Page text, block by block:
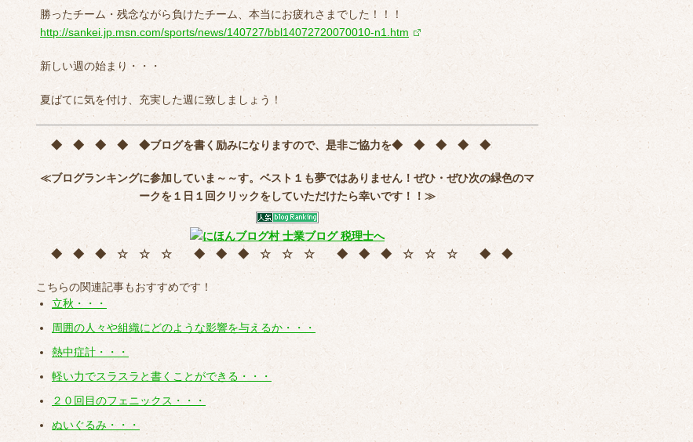
勝ったチーム・残念ながら負けたチーム、本当にお疲れさまでした！！！
http://sankei.jp.msn.com/sports/news/140727/bbl14072720070010-n1.htm
新しい週の始まり・・・
夏ばてに気を付け、充実した週に致しましょう！
◆ ◆ ◆ ◆ ◆ブログを書く励みになりますので、是非ご協力を◆ ◆ ◆ ◆ ◆
≪ブログランキングに参加していま～～す。ベスト１も夢ではありません！ぜひ・ぜひ次の緑色のマ
ークを１日１回クリックをしていただけたら幸いです！！≫
◆ ◆ ◆ ☆ ☆ ☆ ◆ ◆ ◆ ☆ ☆ ☆ ◆ ◆ ◆ ☆ ☆ ☆ ◆ ◆
こちらの関連記事もおすすめです！
立秋・・・
周囲の人々や組織にどのような影響を与えるか・・・
熱中症計・・・
軽い力でスラスラと書くことができる・・・
２０回目のフェニックス・・・
ぬいぐるみ・・・